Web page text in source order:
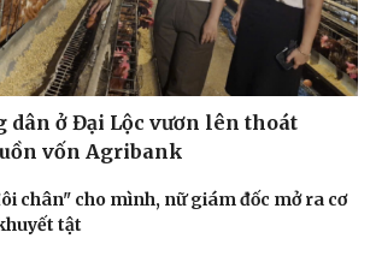
dân ở Đại Lộc vươn lên thoát
vốn Agribank
chân" cho mình, nữ giám đốc mở ra cơ
tật